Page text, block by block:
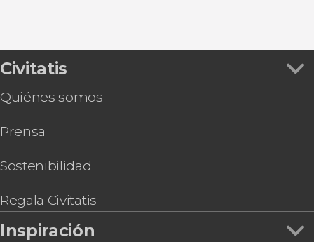
Civitatis
Quiénes somos
Prensa
Sostenibilidad
Regala Civitatis
Inspiración